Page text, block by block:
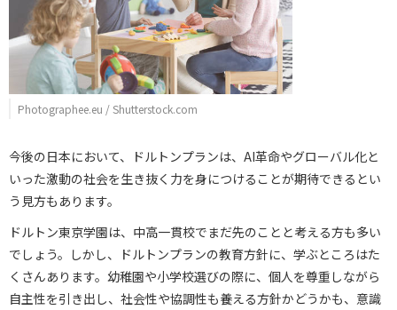
Photographee.eu / Shutterstock.com
今後の日本において、ドルトンプランは、AI革命やグローバル化と
いった激動の社会を生き抜く力を身につけることが期待できるとい
う見方もあります。
ドルトン東京学園は、中高一貫校でまだ先のことと考える方も多い
でしょう。しかし、ドルトンプランの教育方針に、学ぶところはた
くさんあります。幼稚園や小学校選びの際に、個人を尊重しながら
自主性を引き出し、社会性や協調性も養える方針かどうかも、意識